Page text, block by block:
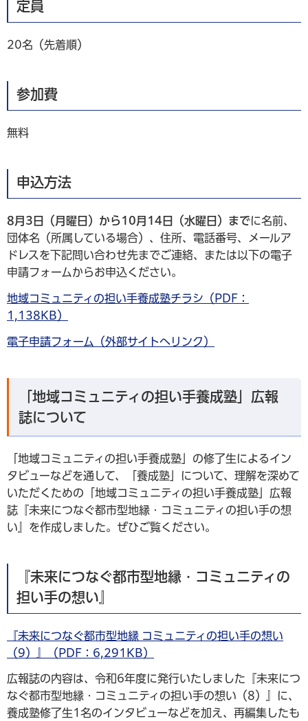
定員
20名（先着順）
参加費
無料
申込方法
8月3日（月曜日）から10月14日（水曜日）までに名前、
団体名（所属している場合）、住所、電話番号、メールア
ドレスを下記問い合わせ先までご連絡、または以下の電子
申請フォームからお申込ください。
地域コミュニティの担い手養成塾チラシ（PDF：
1,138KB）
電子申請フォーム（外部サイトへリンク）
「地域コミュニティの担い手養成塾」広報
誌について
「地域コミュニティの担い手養成塾」の修了生によるイン
タビューなどを通して、「養成塾」について、理解を深めて
いただくための「地域コミュニティの担い手養成塾」広報
誌『未来につなぐ都市型地縁・コミュニティの担い手の想
い』を作成しました。ぜひご覧ください。
『未来につなぐ都市型地縁・コミュニティの
担い手の想い』
『未来につなぐ都市型地縁 コミュニティの担い手の想い
（9）』（PDF：6,291KB）
広報誌の内容は、令和6年度に発行いたしました『未来につ
なぐ都市型地縁・コミュニティの担い手の想い（8）』に、
養成塾修了生1名のインタビューなどを加え、再編集したも